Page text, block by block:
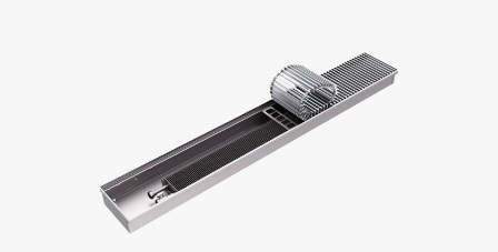
Пн-Пт, 9:00—18:00